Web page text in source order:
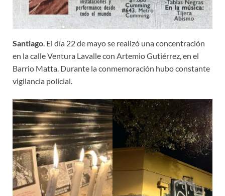
Santiago. El día 22 de mayo se realizó una concentración
en la calle Ventura Lavalle con Artemio Gutiérrez, en el
Barrio Matta. Durante la conmemoración hubo constante
vigilancia policial.